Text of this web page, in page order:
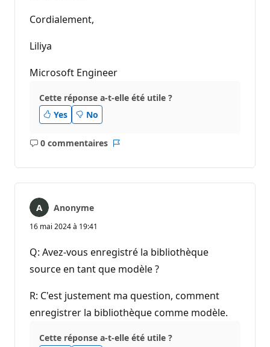
Cordialement,
Liliya
Microsoft Engineer
Cette réponse a-t-elle été utile ?
Yes
No
0 commentaires
Aucun
Anonyme
16 mai 2024 à 19:41
Q: Avez-vous enregistré la bibliothèque
source en tant que modèle ?
R: C'est justement ma question, comment
enregistrer la bibliothèque comme modèle.
Cette réponse a-t-elle été utile ?